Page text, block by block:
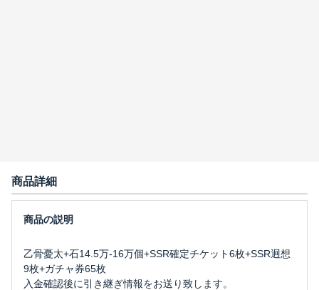
商品詳細
乙骨憂太+石14.5万-16万個+SSR確定チケット6枚+SSR迥想
9枚+ガチャ券65枚
入金確認後に引き継ぎ情報をお送り致します。